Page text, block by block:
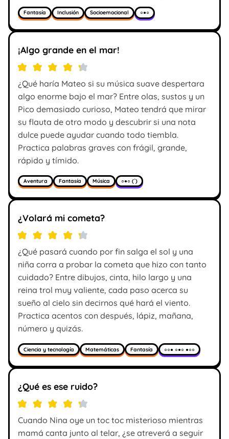
Fantasía Inclusión Socioemocional ○●○
¡Algo grande en el mar!
¿Qué haría Mateo si su música suave despertara
algo enorme bajo el mar? Entre olas, sustos y un
Pico demasiado curioso, Mateo tendrá que mirar
su flauta de otro modo y descubrir si una nota
dulce puede ayudar cuando todo tiembla.
Practica palabras graves con frágil, grande,
rápido y tímido.
Aventura Fantasía Música ○●○ (´)
¿Volará mi cometa?
¿Qué pasará cuando por fin salga el sol y una
niña corra a probar la cometa que hizo con tanto
cuidado? Entre dibujos, cinta, hilo largo y una
reina trol muy valiente, cada paso acerca su
sueño al cielo sin decirnos qué hará el viento.
Practica acentos con después, lápiz, mañana,
número y quizás.
Ciencia y tecnología Matemáticas Fantasía ○○● ○●○ ●○○
¿Qué es ese ruido?
Cuando Nina oye un toc toc misterioso mientras
mamá canta junto al telar, ¿se atreverá a seguir